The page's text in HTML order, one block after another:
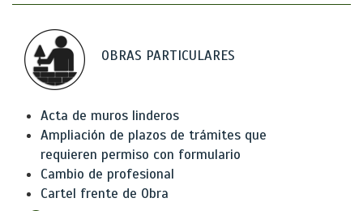
OBRAS PARTICULARES
Acta de muros linderos
Ampliación de plazos de trámites que
requieren permiso con formulario
Cambio de profesional
Cartel frente de Obra